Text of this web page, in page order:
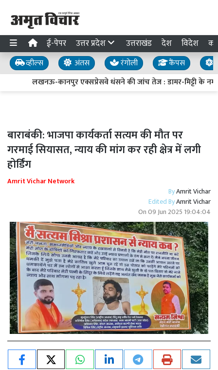
ई-पेपर उत्तर प्रदेश उत्तराखंड देश विदेश
व्हील्स अंतस रंगोली कैंपस
लखनऊ-कानपुर एक्सप्रेसवे धंसने की जांच तेज : डामर-मिट्टी के
बाराबंकी: भाजपा कार्यकर्ता सत्यम की मौत पर
गरमाई सियासत, न्याय की मांग कर रही क्षेत्र में लगी
होर्डिंग
Amrit Vichar Network
ByAmrit Vichar
Edited ByAmrit Vichar
On09 Jun 2025 19:04:04